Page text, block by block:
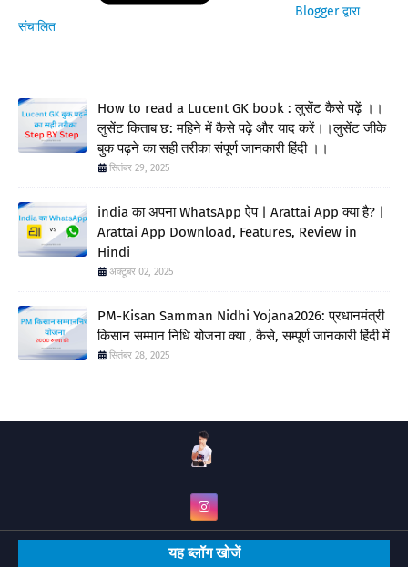
Blogger द्वारा
संचालित
How to read a Lucent GK book : लुसेंट कैसे पढ़ें ।।
लुसेंट किताब छ: महिने में कैसे पढ़े और याद करें।।लुसेंट जीके
बुक पढ़ने का सही तरीका संपूर्ण जानकारी हिंदी ।।
सितंबर 29, 2025
india का अपना WhatsApp ऐप | Arattai App क्या है? |
Arattai App Download, Features, Review in
Hindi
अक्टूबर 02, 2025
PM-Kisan Samman Nidhi Yojana2026: प्रधानमंत्री
किसान सम्मान निधि योजना क्या , कैसे, सम्पूर्ण जानकारी हिंदी में
सितंबर 28, 2025
यह ब्लॉग खोजें